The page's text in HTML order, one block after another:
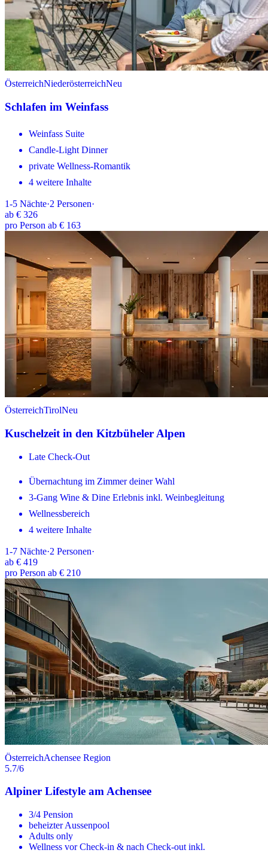
ÖsterreichNiederösterreichNeu
Schlafen im Weinfass
Weinfass Suite
Candle-Light Dinner
private Wellness-Romantik
4 weitere Inhalte
1-5 Nächte·2 Personen·
ab € 326
pro Person ab € 163
ÖsterreichTirolNeu
Kuschelzeit in den Kitzbüheler Alpen
Late Check-Out
Übernachtung im Zimmer deiner Wahl
3-Gang Wine & Dine Erlebnis inkl. Weinbegleitung
Wellnessbereich
4 weitere Inhalte
1-7 Nächte·2 Personen·
ab € 419
pro Person ab € 210
ÖsterreichAchensee Region
5.7/6
Alpiner Lifestyle am Achensee
3/4 Pension
beheizter Aussenpool
Adults only
Wellness vor Check-in & nach Check-out inkl.